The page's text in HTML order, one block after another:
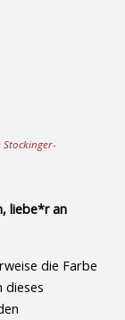
liebe*r an
die Farbe
dieses